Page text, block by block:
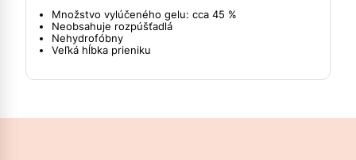
Množstvo vylúčeného gelu: cca 45 %
Neobsahuje rozpúšťadlá
Nehydrofóbny
Veľká hĺbka prieniku